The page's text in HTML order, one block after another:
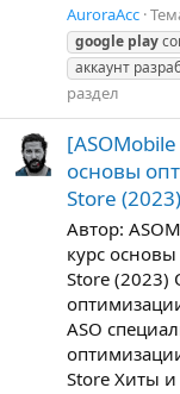
AuroraAcc
google play
аккаунт
раздел
основы
Store (2023)
Автор:
курс
Store (2023)
ASO
Store Хиты